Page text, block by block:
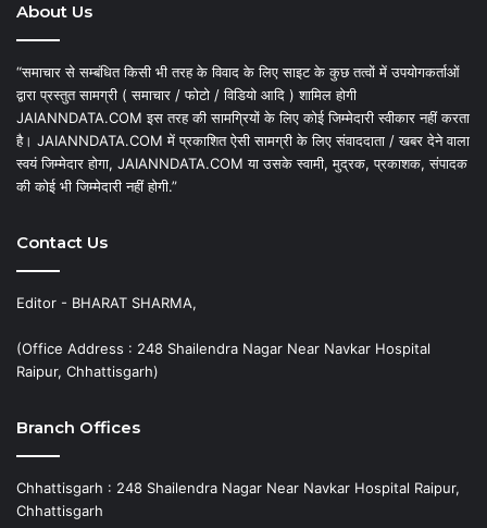
About Us
“समाचार से सम्बंधित किसी भी तरह के विवाद के लिए साइट के कुछ तत्वों में उपयोगकर्ताओं
द्वारा प्रस्तुत सामग्री ( समाचार / फोटो / विडियो आदि ) शामिल होगी
JAIANNDATA.COM इस तरह की सामग्रियों के लिए कोई जिम्मेदारी स्वीकार नहीं करता
है। JAIANNDATA.COM में प्रकाशित ऐसी सामग्री के लिए संवाददाता / खबर देने वाला
स्वयं जिम्मेदार होगा, JAIANNDATA.COM या उसके स्वामी, मुद्रक, प्रकाशक, संपादक
की कोई भी जिम्मेदारी नहीं होगी.”
Contact Us
Editor - BHARAT SHARMA,
(Office Address : 248 Shailendra Nagar Near Navkar Hospital
Raipur, Chhattisgarh)
Branch Offices
Chhattisgarh : 248 Shailendra Nagar Near Navkar Hospital Raipur,
Chhattisgarh